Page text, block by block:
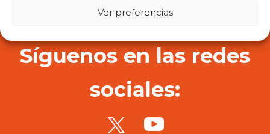
Ver preferencias
informacion@foessa.org
Síguenos en las redes
sociales: